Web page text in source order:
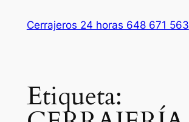
Cerrajeros 24 horas 648 671 563
Etiqueta: